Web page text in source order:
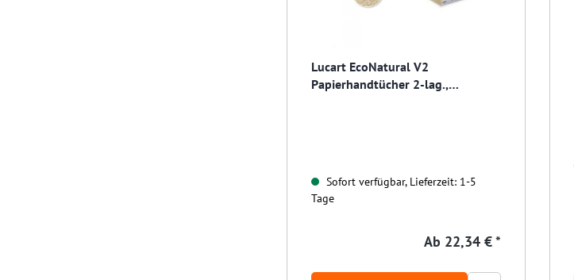
Lucart EcoNatural V2
Papierhandtücher 2-lag.,
Sofort verfügbar, Lieferzeit: 1-5
Tage
Ab 22,34 € *